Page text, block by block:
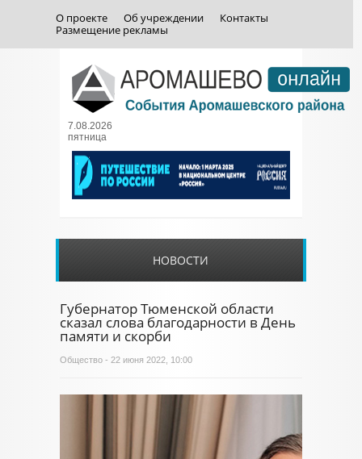
О проекте Об учреждении
Контакты
Размещение рекламы
7.08.2026
пятница
НОВОСТИ
Губернатор Тюменской области
сказал слова благодарности в День
памяти и скорби
Общество - 22 июня 2022, 10:00